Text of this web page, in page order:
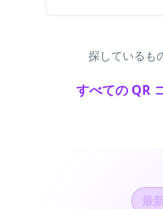
探しているも
すべての QR
最